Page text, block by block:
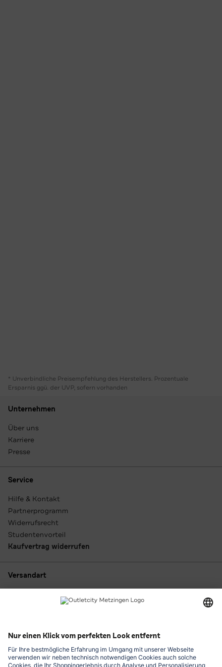
* Unverbindliche Preisempfehlung des Herstellers. Prozentuale
Ersparnis ggü. der UVP, sofern vorhanden
Unternehmen
Über uns
Karriere
Presse
Service
Hilfe & Kontakt
Partnerprogramm
Widerrufsrecht
Studentenvorteil
Kaufvertrag widerrufen
Versandart